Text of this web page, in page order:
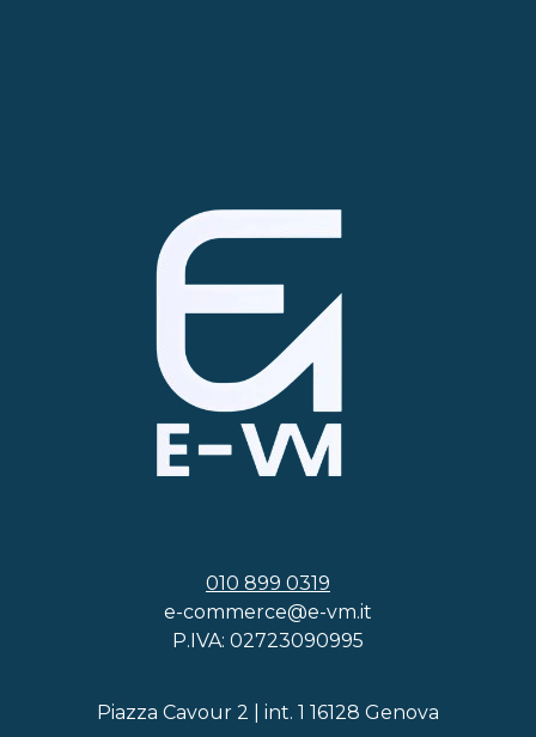
010 899 0319
e-commerce@e-vm.it
P.IVA: 02723090995
Piazza Cavour 2 | int. 1 16128 Genova